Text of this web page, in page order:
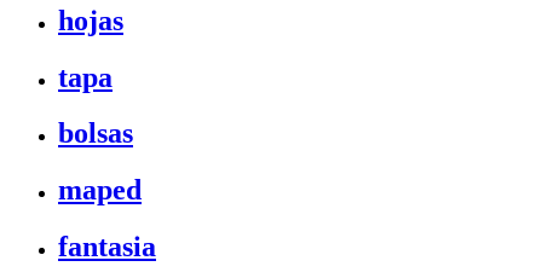
hojas
tapa
bolsas
maped
fantasia